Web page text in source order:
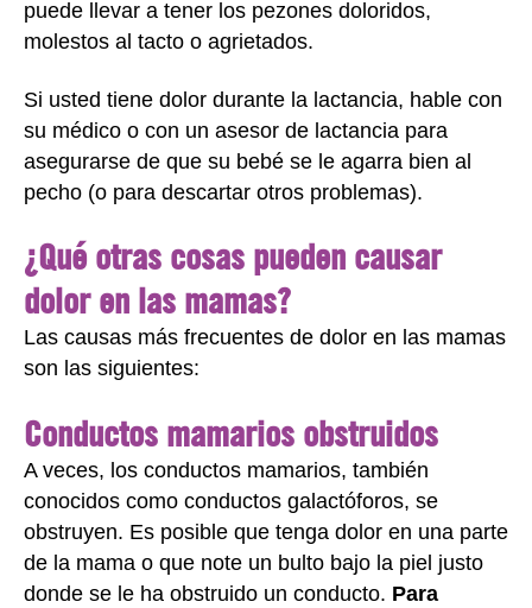
puede llevar a tener los pezones doloridos,
molestos al tacto o agrietados.
Si usted tiene dolor durante la lactancia, hable con
su médico o con un asesor de lactancia para
asegurarse de que su bebé se le agarra bien al
pecho (o para descartar otros problemas).
¿Qué otras cosas pueden causar
dolor en las mamas?
Las causas más frecuentes de dolor en las mamas
son las siguientes:
Conductos mamarios obstruidos
A veces, los conductos mamarios, también
conocidos como conductos galactóforos, se
obstruyen. Es posible que tenga dolor en una parte
de la mama o que note un bulto bajo la piel justo
donde se le ha obstruido un conducto. Para